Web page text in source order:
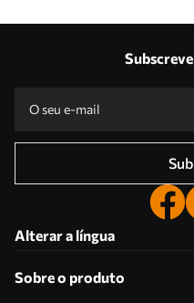
Alterar a língua
Sobre o produto